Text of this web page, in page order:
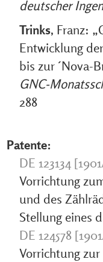
deutscher
Trinks, Franz:
Entwicklung
bis zur ´Nova-
GNC-
288
Patente:
DE 123134
Vorrichtung
und des
Stellung eines
DE 124578
Vorrichtung